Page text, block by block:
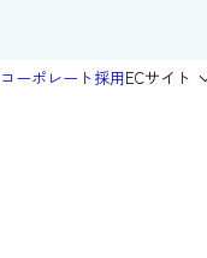
コーポレート採用ECサイト